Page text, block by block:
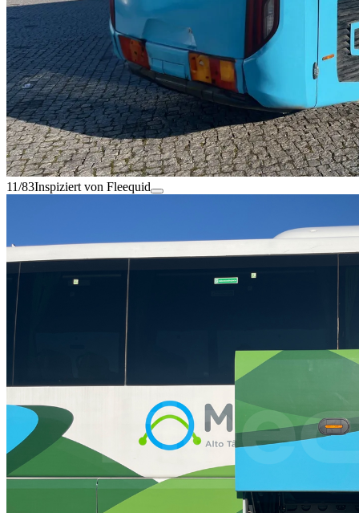
11/83Inspiziert von Fleequid